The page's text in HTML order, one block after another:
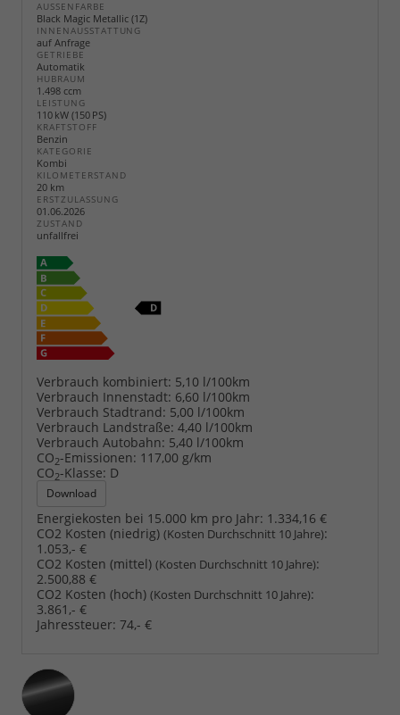
AUSSENFARBE
Black Magic Metallic (1Z)
INNENAUSSTATTUNG
auf Anfrage
GETRIEBE
Automatik
HUBRAUM
1.498 ccm
LEISTUNG
110 kW (150 PS)
KRAFTSTOFF
Benzin
KATEGORIE
Kombi
KILOMETERSTAND
20 km
ERSTZULASSUNG
01.06.2026
ZUSTAND
unfallfrei
Verbrauch kombiniert: 5,10 l/100km
Verbrauch Innenstadt: 6,60 l/100km
Verbrauch Stadtrand: 5,00 l/100km
Verbrauch Landstraße: 4,40 l/100km
Verbrauch Autobahn: 5,40 l/100km
CO2-Emissionen: 117,00 g/km
CO2-Klasse: D
Download
Energiekosten bei 15.000 km pro Jahr: 1.334,16 €
CO2 Kosten (niedrig) (Kosten Durchschnitt 10 Jahre):
1.053,- €
CO2 Kosten (mittel) (Kosten Durchschnitt 10 Jahre):
2.500,88 €
CO2 Kosten (hoch) (Kosten Durchschnitt 10 Jahre):
3.861,- €
Jahressteuer: 74,- €